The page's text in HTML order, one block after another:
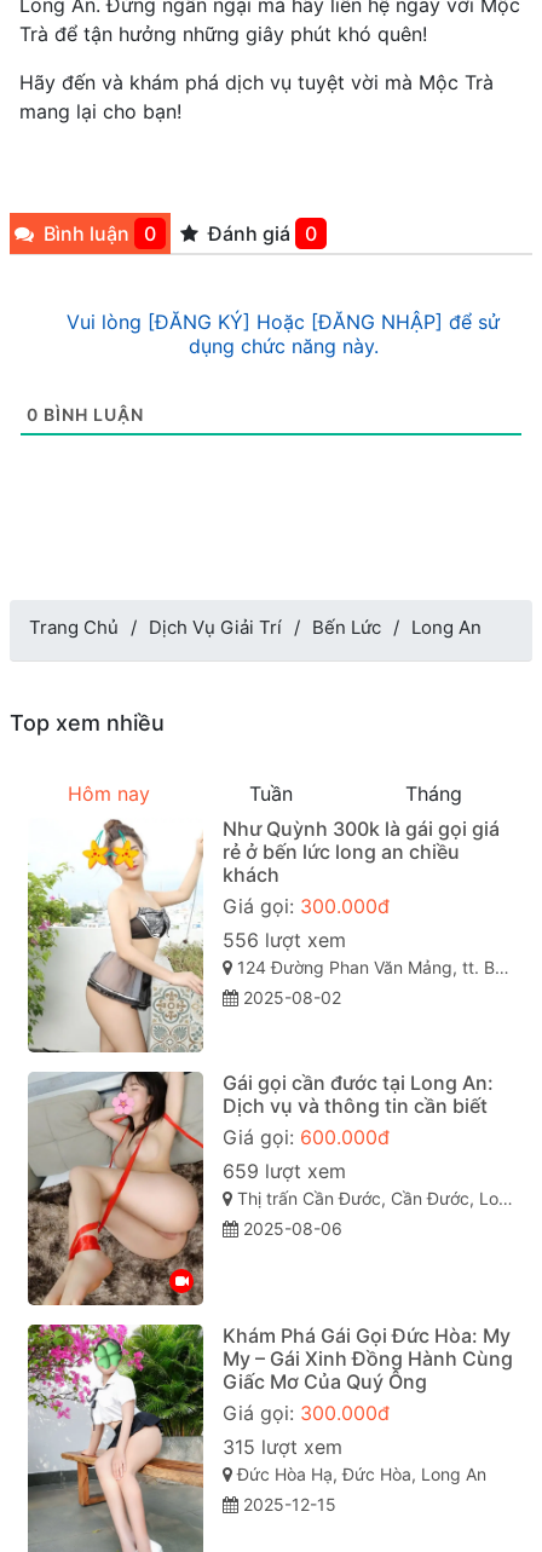
Long An. Đừng ngần ngại mà hãy liên hệ ngay với Mộc
Trà để tận hưởng những giây phút khó quên!
Hãy đến và khám phá dịch vụ tuyệt vời mà Mộc Trà
mang lại cho bạn!
Bình luận 0 Đánh giá 0
Vui lòng [ĐĂNG KÝ] Hoặc [ĐĂNG NHẬP] để sử
dụng chức năng này.
0 BÌNH LUẬN
Trang Chủ Dịch Vụ Giải Trí Bến Lức Long An
Top xem nhiều
Hôm nay Tuần
Tháng
Như Quỳnh 300k là gái gọi giá
rẻ ở bến lức long an chiều
khách
Giá gọi: 300.000đ
556 lượt xem
124 Đường Phan Văn Mảng, tt. Bến Lức, Bến Lức, Long An, Việt Nam
2025-08-02
Gái gọi cần đước tại Long An:
Dịch vụ và thông tin cần biết
Giá gọi: 600.000đ
659 lượt xem
Thị trấn Cần Đước, Cần Đước, Long An
2025-08-06
Khám Phá Gái Gọi Đức Hòa: My
My – Gái Xinh Đồng Hành Cùng
Giấc Mơ Của Quý Ông
Giá gọi: 300.000đ
315 lượt xem
Đức Hòa Hạ, Đức Hòa, Long An
2025-12-15